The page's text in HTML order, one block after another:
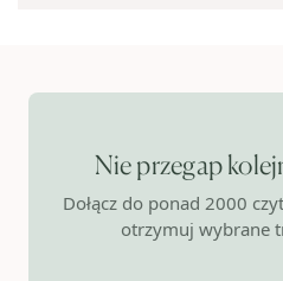
Nie przegap
Dołącz do ponad 2000
otrzymuj wybrane